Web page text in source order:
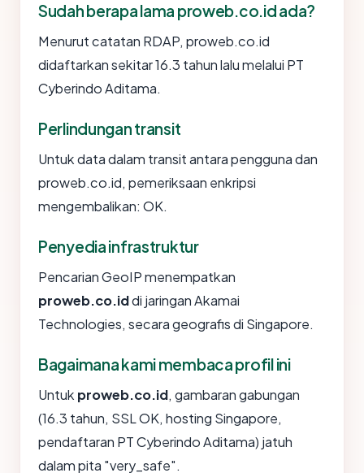
Sudah berapa lama proweb.co.id ada?
Menurut catatan RDAP, proweb.co.id
didaftarkan sekitar 16.3 tahun lalu melalui PT
Cyberindo Aditama.
Perlindungan transit
Untuk data dalam transit antara pengguna dan
proweb.co.id, pemeriksaan enkripsi
mengembalikan: OK.
Penyedia infrastruktur
Pencarian GeoIP menempatkan
proweb.co.iddi jaringan Akamai
Technologies, secara geografis di Singapore.
Bagaimana kami membaca profil ini
Untuk proweb.co.id, gambaran gabungan
(16.3 tahun, SSL OK, hosting Singapore,
pendaftaran PT Cyberindo Aditama) jatuh
dalam pita "very_safe".